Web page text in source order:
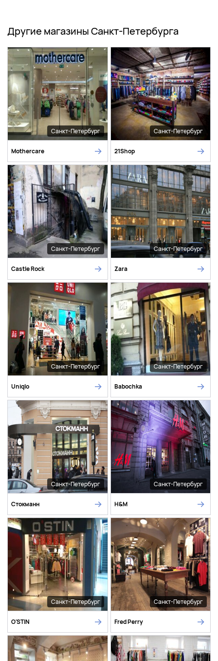
Другие магазины Санкт-Петербурга
Санкт-Петербург
Mothercare
Санкт-Петербург
21Shop
Санкт-Петербург
Castle Rock
Санкт-Петербург
Zara
Санкт-Петербург
Uniqlo
Санкт-Петербург
Babochka
Санкт-Петербург
Стокманн
Санкт-Петербург
H&M
Санкт-Петербург
O'STIN
Санкт-Петербург
Fred Perry